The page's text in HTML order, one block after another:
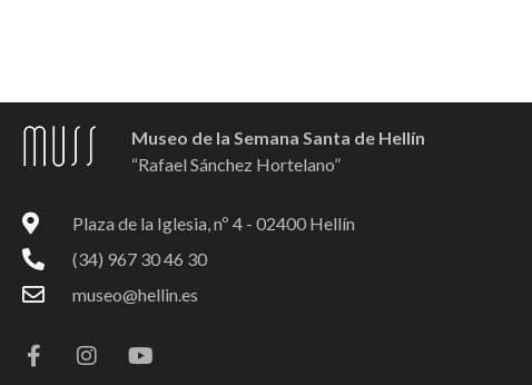
Museo de la Semana Santa de Hellín
“Rafael Sánchez Hortelano”
Plaza de la Iglesia, nº 4 - 02400 Hellín
(34) 967 30 46 30
museo@hellin.es
a
c
n
s
o
u